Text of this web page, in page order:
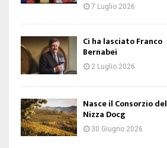
7 Luglio 2026
Ci ha lasciato Franco
Bernabei
2 Luglio 2026
Nasce il Consorzio del
Nizza Docg
30 Giugno 2026